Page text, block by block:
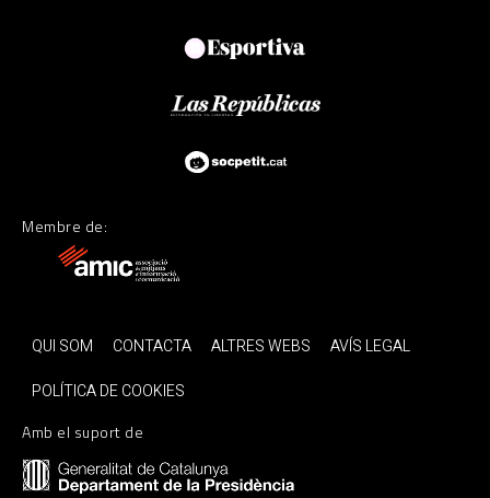
Membre de:
QUI SOM CONTACTA ALTRES WEBS
AVÍS LEGAL
POLÍTICA DE COOKIES
Amb el suport de